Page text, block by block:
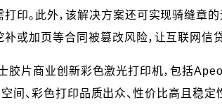
印。此外，该解决方案还可实现骑缝章
或加页等合同被篡改风险，让互联网信
片商业创新彩色激光打印机，包括
间、彩色打印品质出众、性价比高且